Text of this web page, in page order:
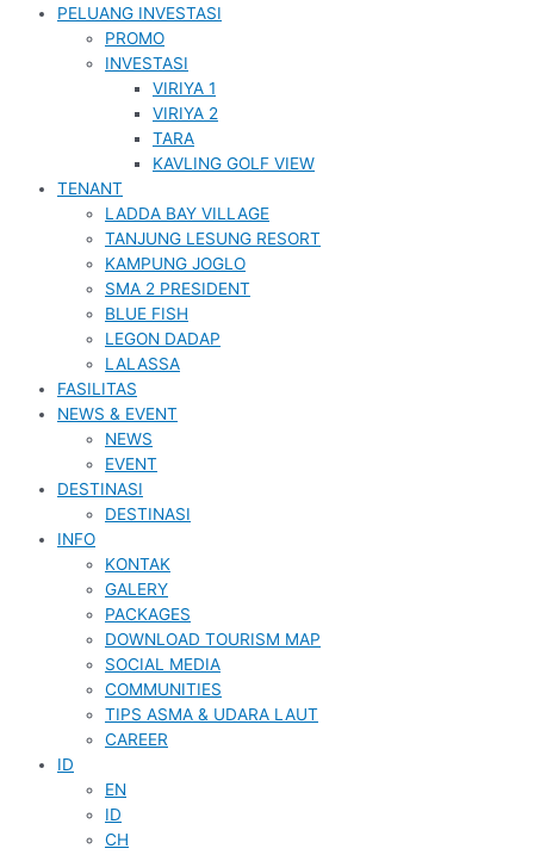
PELUANG INVESTASI
PROMO
INVESTASI
VIRIYA 1
VIRIYA 2
TARA
KAVLING GOLF VIEW
TENANT
LADDA BAY VILLAGE
TANJUNG LESUNG RESORT
KAMPUNG JOGLO
SMA 2 PRESIDENT
BLUE FISH
LEGON DADAP
LALASSA
FASILITAS
NEWS & EVENT
NEWS
EVENT
DESTINASI
DESTINASI
INFO
KONTAK
GALERY
PACKAGES
DOWNLOAD TOURISM MAP
SOCIAL MEDIA
COMMUNITIES
TIPS ASMA & UDARA LAUT
CAREER
ID
EN
ID
CH